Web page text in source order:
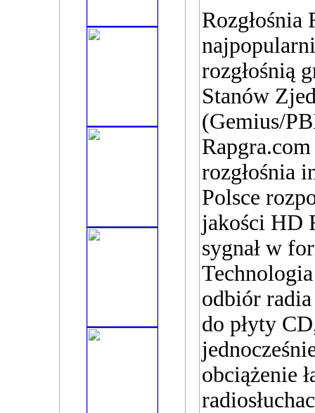
Rozgłośnia
rozgłośnią
Stanów
(Gemius/
rozgłośnia
Polsce
jakości HD
sygnał w
odbiór
do płyty
obciążenie